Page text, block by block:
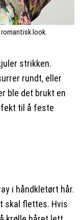
romantisk look.
strikken.
rundt, eller
ble det brukt en
til å feste
i håndkletørt hår.
skal flettes. Hvis